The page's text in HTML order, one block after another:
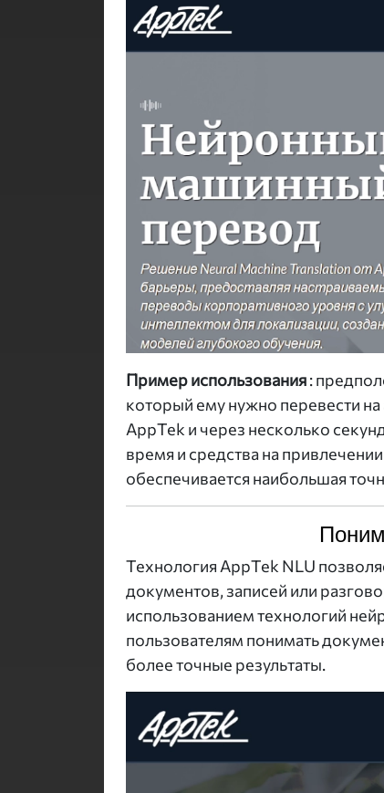
Пример использования:
который ему нужно перевести на
AppTek и через несколько
время и средства на
обеспечивается наибольшая
Технология AppTek NLU
документов, записей или
использованием технологий
пользователям понимать
более точные результаты.